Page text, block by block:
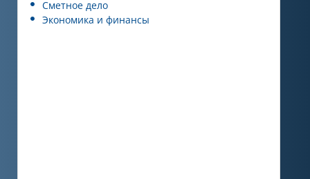
Сметное дело
Экономика и финансы